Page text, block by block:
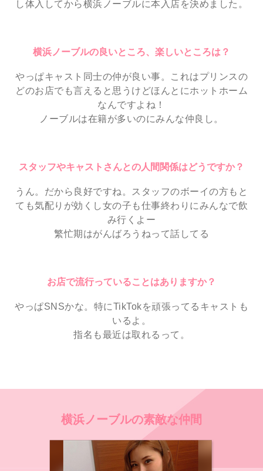
し体入してから横浜ノーブルに本入店を決めました。
横浜ノーブルの良いところ、楽しいところは？
やっぱキャスト同士の仲が良い事。これはプリンスの
どのお店でも言えると思うけどほんとにホットホーム
なんですよね！
ノーブルは在籍が多いのにみんな仲良し。
スタッフやキャストさんとの人間関係はどうですか？
うん。だから良好ですね。スタッフのボーイの方もと
ても気配りが効くし女の子も仕事終わりにみんなで飲
み行くよー
繁忙期はがんばろうねって話してる
お店で流行っていることはありますか？
やっぱSNSかな。特にTikTokを頑張ってるキャストも
いるよ。
指名も最近は取れるって。
横浜ノーブルの素敵な仲間